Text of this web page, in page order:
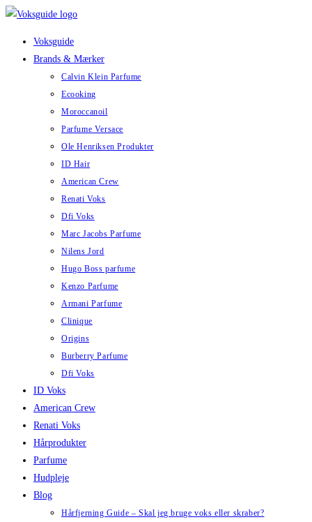
Skip
Voksguide
Brands & Mærker
Calvin Klein Parfume
Ecooking
Moroccanoil
Parfume Versace
Ole Henriksen Produkter
ID Hair
American Crew
Renati Voks
Dfi Voks
Marc Jacobs Parfume
Nilens Jord
Hugo Boss parfume
Kenzo Parfume
Armani Parfume
Clinique
Origins
Burberry Parfume
Dfi Voks
ID Voks
American Crew
Renati Voks
Hårprodukter
Parfume
Hudpleje
Blog
Hårfjerning Guide – Skal jeg bruge voks eller skraber?